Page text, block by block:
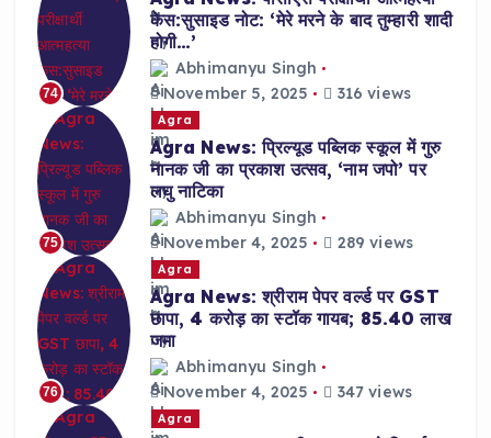
74
केस:सुसाइड नोट: ‘मेरे मरने के बाद तुम्हारी शादी
होगी…’
Abhimanyu Singh
November 5, 2025
316 views
75
Agra
Agra News: प्रिल्यूड पब्लिक स्कूल में गुरु
नानक जी का प्रकाश उत्सव, ‘नाम जपो’ पर
लघु नाटिका
Abhimanyu Singh
November 4, 2025
289 views
76
Agra
Agra News: श्रीराम पेपर वर्ल्ड पर GST
छापा, 4 करोड़ का स्टॉक गायब; 85.40 लाख
जमा
Abhimanyu Singh
November 4, 2025
347 views
Agra